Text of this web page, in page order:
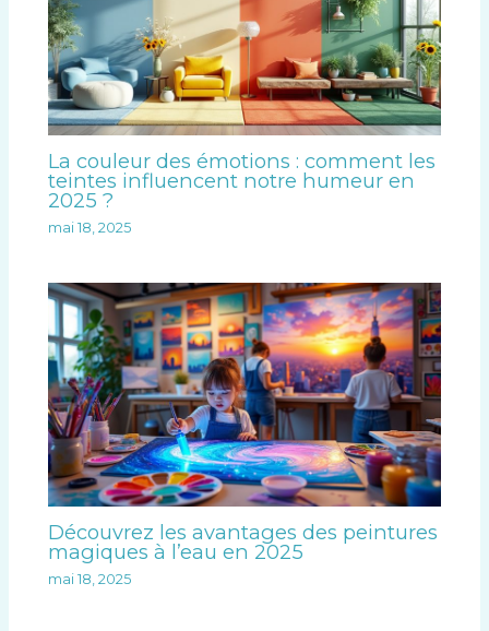
La couleur des émotions : comment les
teintes influencent notre humeur en
2025 ?
mai 18, 2025
Découvrez les avantages des peintures
magiques à l’eau en 2025
mai 18, 2025